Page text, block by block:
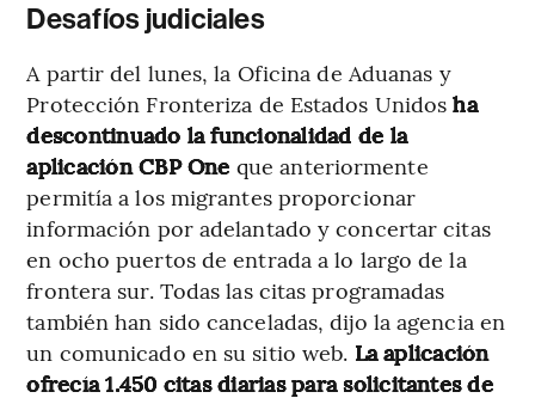
Desafíos judiciales
A partir del lunes, la Oficina de Aduanas y
Protección Fronteriza de Estados Unidosha
descontinuado la funcionalidad de la
aplicación CBP One que anteriormente
permitía a los migrantes proporcionar
información por adelantado y concertar citas
en ocho puertos de entrada a lo largo de la
frontera sur. Todas las citas programadas
también han sido canceladas, dijo la agencia en
un comunicado en su sitio web. La aplicación
ofrecía 1.450 citas diarias para solicitantes de